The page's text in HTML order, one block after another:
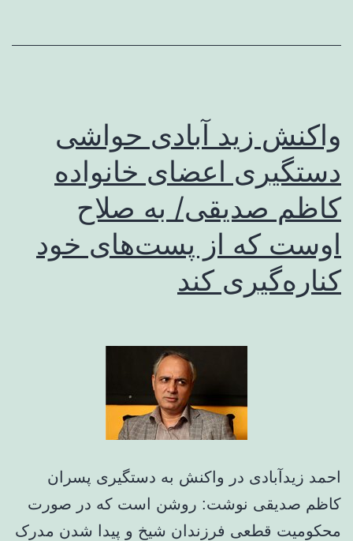
ریشه
اجتماعی
ایران/
سرمایه‌های
تباه‌شده:
حفره‌ای
در
ساختار
می‌انجامد
واکنش زید آبادی حواشی
دستگیری اعضای خانواده
کاظم صدیقی/ به صلاح
اوست که از پست‌های خود
کناره‌گیری کند
احمد زیدآبادی در واکنش به دستگیری پسران
کاظم صدیقی نوشت: روشن است که در صورت
محکومیت قطعی فرزندان شیخ و پیدا شدن مدرک